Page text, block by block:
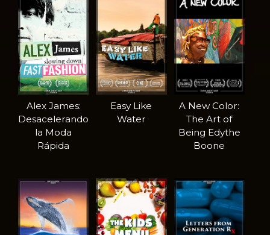
Alex James:
Desacelerando
la Moda
Rápida
Easy Like
Water
A New Color:
The Art of
Being Edythe
Boone